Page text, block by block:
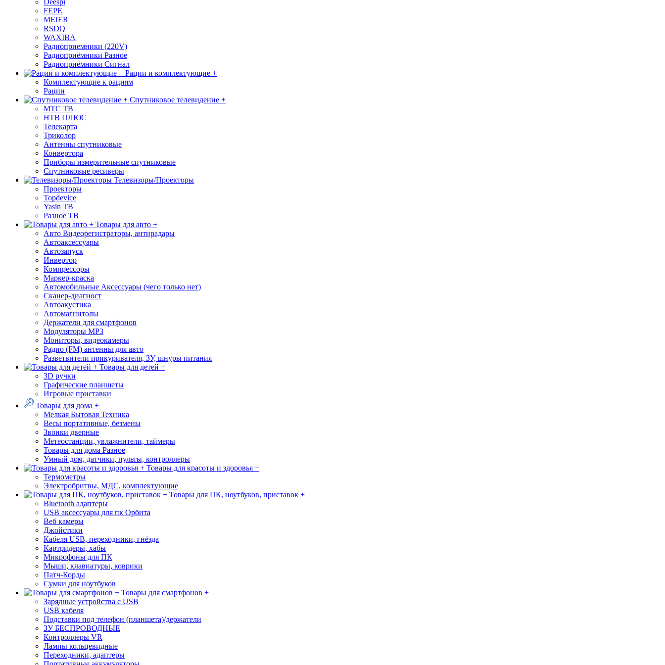
Deespi
FEPE
MEIER
RSDQ
WAXIBA
Радиоприемники (220V)
Радиоприёмники Разное
Радиоприёмники Сигнал
Рации и комплектующие +
Комплектующие к рациям
Рации
Спутниковое телевидение +
МТС ТВ
НТВ ПЛЮС
Телекарта
Триколор
Антенны спутниковые
Конвертора
Приборы измерительные спутниковые
Спутниковые ресиверы
Телевизоры/Проекторы
Проекторы
Topdevice
Yasin ТВ
Разное ТВ
Товары для авто +
Авто Видеорегистраторы, антирадары
Автоаксессуары
Автозапуск
Инвертор
Компрессоры
Маркер-краска
Автомобильные Аксессуары (чего только нет)
Сканер-диагност
Автоакустика
Автомагнитолы
Держатели для смартфонов
Модуляторы МР3
Мониторы, видеокамеры
Радио (FM) антенны для авто
Разветвители прикуривателя, ЗУ, шнуры питания
Товары для детей +
3D ручки
Графические планшеты
Игровые приставки
Товары для дома +
Мелкая Бытовая Техника
Весы портативные, безмены
Звонки дверные
Метеостанции, увлажнители, таймеры
Товары для дома Разное
Умный дом, датчики, пульты, контроллеры
Товары для красоты и здоровья +
Термометры
Электробритвы, МДС, комплектующие
Товары для ПК, ноутбуков, приставок +
Bluetooth адаптеры
USB аксессуары для пк Орбита
Веб камеры
Джойстики
Кабеля USB, переходники, гнёзда
Картридеры, хабы
Микрофоны для ПК
Мыши, клавиатуры, коврики
Патч-Корды
Сумки для ноутбуков
Товары для смартфонов +
Зарядные устройства с USB
USB кабеля
Подставки под телефон (планшета)/держатели
ЗУ БЕСПРОВОДНЫЕ
Контроллеры VR
Лампы кольцевидные
Переходники, адаптеры